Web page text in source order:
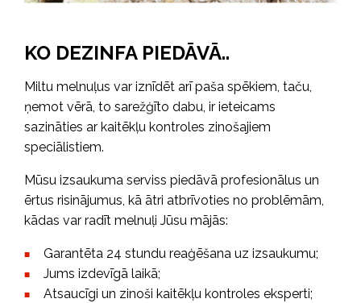
KO DEZINFA PIEDĀVĀ..
Miltu melnuļus var iznīdēt arī paša spēkiem, taču,
ņemot vērā, to sarežģīto dabu, ir ieteicams
sazināties ar kaitēkļu kontroles zinošajiem
speciālistiem.
Mūsu izsaukuma serviss piedāvā profesionālus un
ērtus risinājumus, kā ātri atbrīvoties no problēmām,
kādas var radīt melnuļi Jūsu mājās:
Garantēta 24 stundu reaģēšana uz izsaukumu;
Jums izdevīgā laikā;
Atsaucīgi un zinoši kaitēkļu kontroles eksperti;